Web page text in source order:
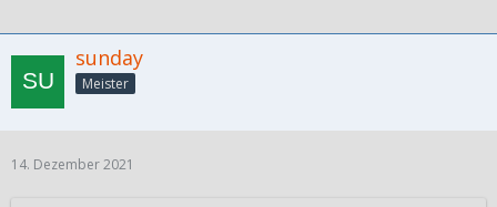
sunday
Meister
14. Dezember 2021